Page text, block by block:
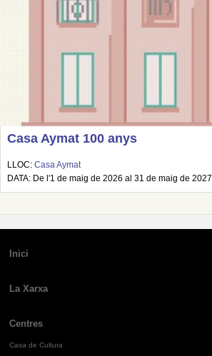
Casa Aymat 100 anys
LLOC: Casa Aymat
DATA: De l'1 de maig de 2026 al 31 de maig de 2027
Inici
La Xarxa
Centres
Casa de Cultura